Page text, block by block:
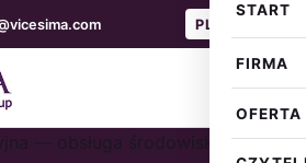
PL
START
FIRMA
OFERTA